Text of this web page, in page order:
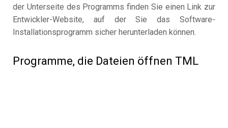
der Unterseite des Programms finden Sie einen Link zur
Entwickler-Website, auf der Sie das Software-
Installationsprogramm sicher herunterladen können.
Programme, die Dateien öffnen TML